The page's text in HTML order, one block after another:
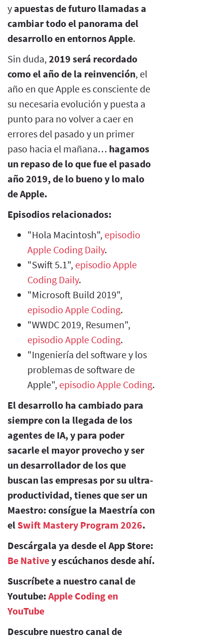
y apuestas de futuro llamadas a
cambiar todo el panorama del
desarrollo en entornos Apple.
Sin duda, 2019 será recordado
como el año de la reinvención, el
año en que Apple es consciente de
su necesaria evolución y puesta a
punto para no volver a caer en
errores del pasado y un primer
paso hacia el mañana… hagamos
un repaso de lo que fue el pasado
año 2019, de lo bueno y lo malo
de Apple.
Episodios relacionados:
"Hola Macintosh", episodio
Apple Coding Daily.
"Swift 5.1", episodio Apple
Coding Daily.
"Microsoft Build 2019",
episodio Apple Coding.
"WWDC 2019, Resumen",
episodio Apple Coding.
"Ingeniería del software y los
problemas de software de
Apple", episodio Apple Coding.
El desarrollo ha cambiado para
siempre con la llegada de los
agentes de IA, y para poder
sacarle el mayor provecho y ser
un desarrollador de los que
buscan las empresas por su ultra-
productividad, tienes que ser un
Maestro: consígue la Maestría con
el Swift Mastery Program 2026.
Descárgala ya desde el App Store:
Be Nativey escúchanos desde ahí.
Suscríbete a nuestro canal de
Youtube: Apple Coding en
YouTube
Descubre nuestro canal de